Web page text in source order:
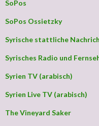
SoPos
SoPos Ossietzky
Syrische stattliche
Syrisches Radio und
Syrien TV (arabisch)
Syrien Live TV (arabisch)
The Vineyard Saker